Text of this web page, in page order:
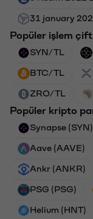
31 january
Popüler işlem
SYN/TL
BTC/TL
ZRO/TL
Popüler kripto
Synapse (SYN)
Aave (AAVE)
Ankr (ANKR)
PSG (PSG)
Helium (HNT)